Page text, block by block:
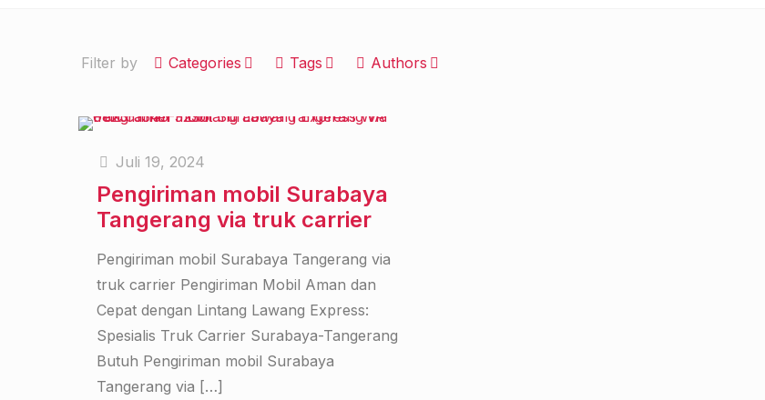
Filter by Categories Tags Authors
Juli 19, 2024
Pengiriman mobil Surabaya
Tangerang via truk carrier
Pengiriman mobil Surabaya Tangerang via
truk carrier Pengiriman Mobil Aman dan
Cepat dengan Lintang Lawang Express:
Spesialis Truk Carrier Surabaya-Tangerang
Butuh Pengiriman mobil Surabaya
Tangerang via […]